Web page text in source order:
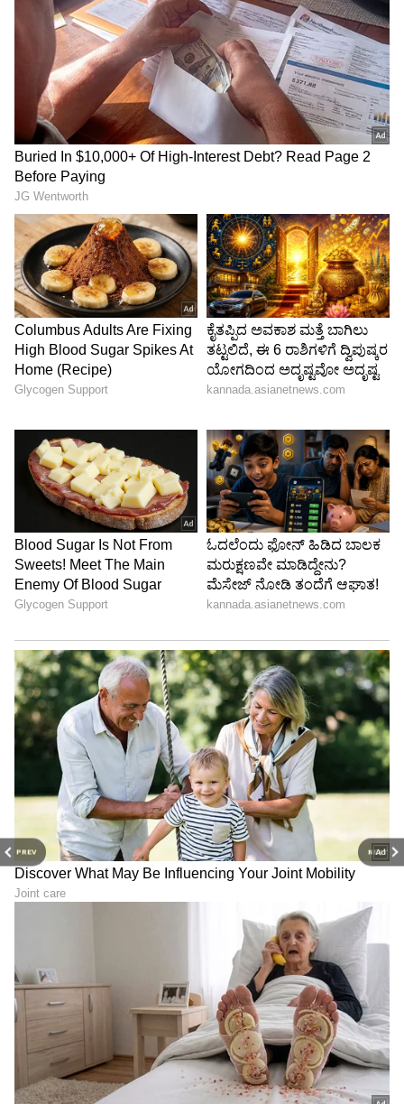
PREV NEXT